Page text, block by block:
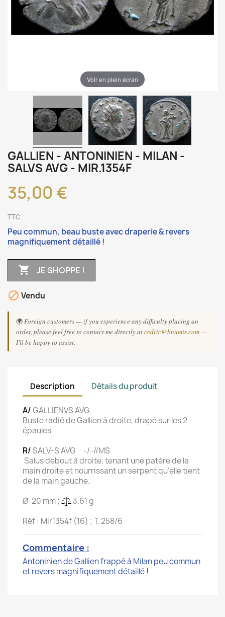
Voir en plein écran
GALLIEN - ANTONINIEN - MILAN -
SALVS AVG - MIR.1354F
35,00 €
TTC
Peu commun, beau buste avec draperie & revers
magnifiquement détaillé !
 JE SHOPPE !
 Vendu
🌍Foreign customers — if you experience any difficulty placing an
order, please feel free to contact me directly atcedric@bnumis.com—
I'll be happy to assist.
Description Détails du produit
A/GALLIENVS AVG.
Buste radié de Gallien à droite, drapé sur les 2
épaules
R/SALV-S AVG -/-//MS
Salus debout à droite, tenant une patère de la
main droite et nourrissant un serpent qu’elle tient
de la main gauche.
Ø 20 mm ;
3,61 g
Réf : Mir1354f (16) ; T. 258/6
Commentaire :
Antoninien de Gallien frappé à Milan peu commun
et revers magnifiquement détaillé !